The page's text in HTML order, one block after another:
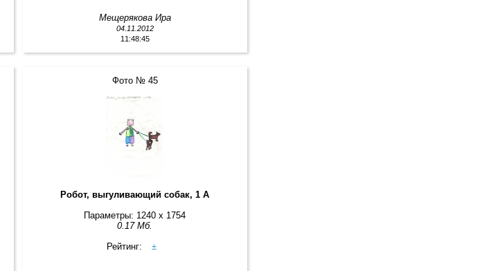
Мещерякова Ира
04.11.2012
11:48:45
Фото № 45
Робот, выгуливающий собак, 1 А
Параметры: 1240 x 1754
0.17 Мб.
Рейтинг:
±